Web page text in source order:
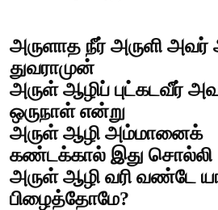
அருளாத நீர் அருளி அவர்
துவராமுன்
அருள் ஆழிப் புட்கடவீர்
ஒருநாள் என்று
அருள் ஆழி அம்மானைக்
கண்டக்கால் இது சொல்லி
அருள் ஆழி வரி வண்டே
பிழைத்தோமே?